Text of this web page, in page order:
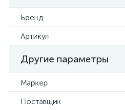
Бренд
Артикул
Другие параметры
Маркер
Поставщик